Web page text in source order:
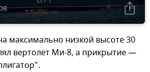
максимально низкой высоте 30
вертолет Ми-8, а прикрытие —